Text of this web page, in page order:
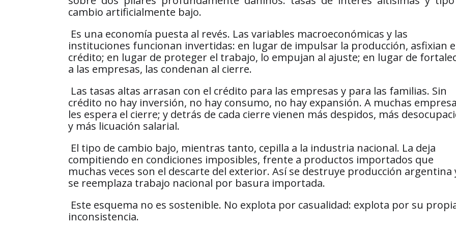
cambio artificialmente bajo.
Es una economía puesta al revés. Las variables macroeconómicas y las
instituciones funcionan invertidas: en lugar de impulsar la producción, asfixian
crédito; en lugar de proteger el trabajo, lo empujan al ajuste; en lugar de
a las empresas, las condenan al cierre.
Las tasas altas arrasan con el crédito para las empresas y para las familias. Sin
crédito no hay inversión, no hay consumo, no hay expansión. A muchas
les espera el cierre; y detrás de cada cierre vienen más despidos, más
y más licuación salarial.
El tipo de cambio bajo, mientras tanto, cepilla a la industria nacional. La deja
compitiendo en condiciones imposibles, frente a productos importados que
muchas veces son el descarte del exterior. Así se destruye producción argentina
se reemplaza trabajo nacional por basura importada.
Este esquema no es sostenible. No explota por casualidad: explota por su
inconsistencia.